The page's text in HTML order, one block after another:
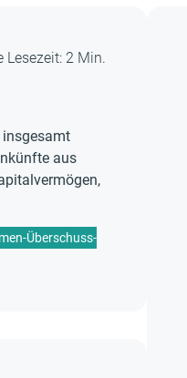
Lesezeit: 2 Min.
insgesamt
aus
Überschuss-